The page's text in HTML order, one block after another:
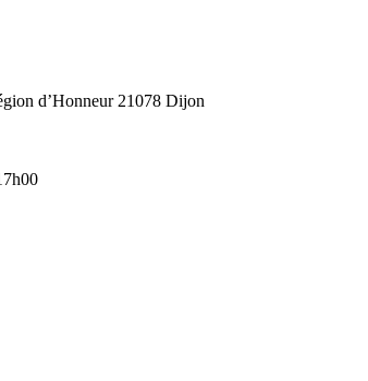
d’Honneur 21078 Dijon